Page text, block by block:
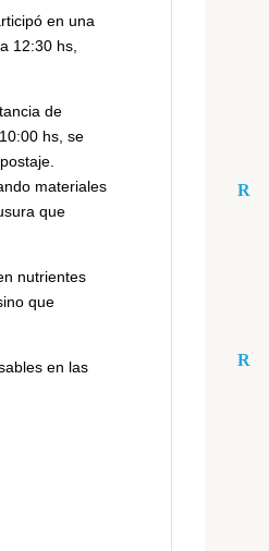
en una
12:30 hs,
de
hs, se
materiales
que
nutrientes
que
en las